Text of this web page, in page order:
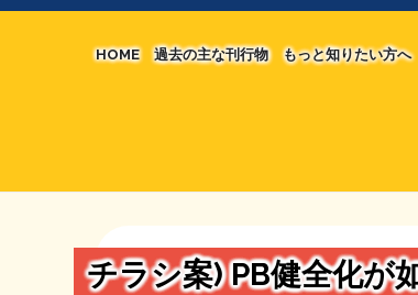
HOME 過去の主な刊行物 もっと知りたい方へ
たかの経世済民
チラシ案) PB健全化が